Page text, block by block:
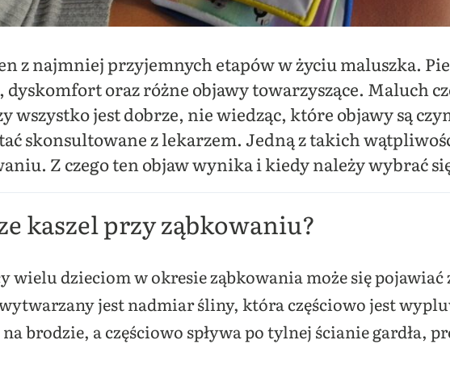
z najmniej przyjemnych etapów w życiu maluszka.
dyskomfort oraz różne objawy towarzyszące. Maluch
wszystko jest dobrze, nie wiedząc, które objawy są
skonsultowane z lekarzem. Jedną z takich
Z czego ten objaw wynika i kiedy należy wybrać
kaszel przy ząbkowaniu?
wielu dzieciom w okresie ząbkowania może się
jest nadmiar śliny, która częściowo jest
brodzie, a częściowo spływa po tylnej ścianie gardła,